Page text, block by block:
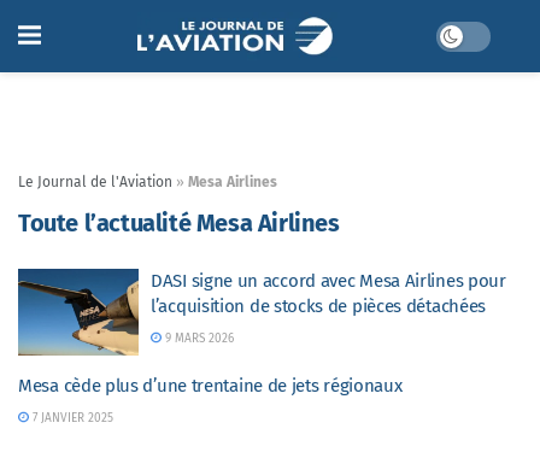
Le Journal de l'Aviation » Mesa Airlines
Toute l’actualité Mesa Airlines
DASI signe un accord avec Mesa Airlines pour
l’acquisition de stocks de pièces détachées
9 MARS 2026
Mesa cède plus d’une trentaine de jets régionaux
7 JANVIER 2025